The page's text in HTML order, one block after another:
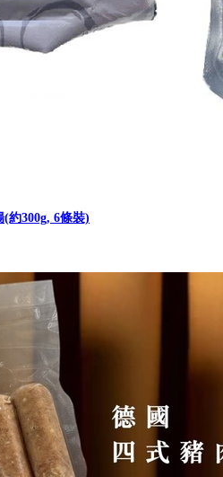
(約300g, 6條裝)